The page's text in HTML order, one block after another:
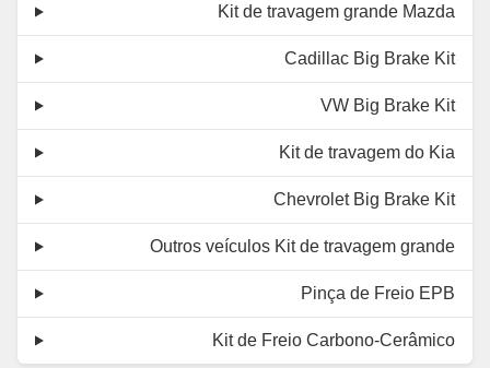
Kit de travagem grande Mazda
Cadillac Big Brake Kit
VW Big Brake Kit
Kit de travagem do Kia
Chevrolet Big Brake Kit
Outros veículos Kit de travagem grande
Pinça de Freio EPB
Kit de Freio Carbono-Cerâmico